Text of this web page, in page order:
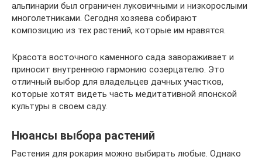
альпинарии был ограничен луковичными и низкорослыми
многолетниками. Сегодня хозяева собирают
композицию из тех растений, которые им нравятся.
Красота восточного каменного сада завораживает и
приносит внутреннюю гармонию созерцателю. Это
отличный выбор для владельцев дачных участков,
которые хотят видеть часть медитативной японской
культуры в своем саду.
Нюансы выбора растений
Растения для рокария можно выбирать любые. Однако